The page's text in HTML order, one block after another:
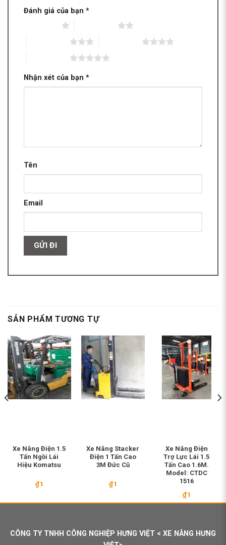
Đánh giá của bạn *
Nhận xét của bạn *
Tên
Email
SẢN PHẨM TƯƠNG TỰ
Xe Nâng Điện 1.5
Tấn Ngồi Lái
Hiệu Komatsu
₫1
Xe Nâng Stacker
Điện 1 Tấn Cao
3M Đức Cũ
₫1
Xe Nâng Điện
Trợ Lực Lái 1.5
Tấn Cao 1.6M.
Model: CTDC
1516
₫1
CÔNG TY TNHH CÔNG NGHIỆP HƯNG VIỆT < XE NÂNG HƯNG